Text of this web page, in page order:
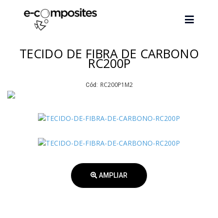
TECIDO DE FIBRA DE CARBONO
RC200P
Cód: RC200P1M2
AMPLIAR